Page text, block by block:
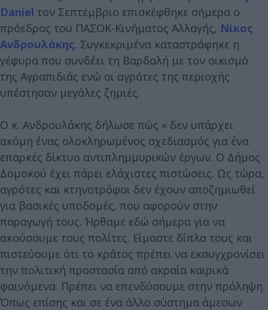
Daniel τον Σεπτέμβριο επισκέφθηκε σήμερα ο
πρόεδρος του ΠΑΣΟΚ-Κινήματος Αλλαγής, Νίκος
Ανδρουλάκης. Συγκεκριμένα καταστράφηκε η
γέφυρα που συνδέει τη Βαρδαλή με τον οικισμό
της Αγραπιδιάς ενώ οι αγρότες της περιοχής
υπέστησαν μεγάλες ζημιές.
Ο κ. Ανδρουλάκης δήλωσε πώς « δεν υπάρχει
ακόμη ένας ολοκληρωμένος σχεδιασμός για ένα
επαρκές δίκτυο αντιπλημμυρικών έργων. Ο Δήμος
Δομοκού έχει πάρει ελάχιστες πιστώσεις. Ως τώρα,
αγρότες και κτηνοτρόφοι δεν έχουν αποζημιωθεί
για βασικές υποδομές, που αφορούν στην
παραγωγή τους. Ήρθαμε εδώ σήμερα για να
ακούσουμε τους πολίτες. Είμαστε δίπλα τους και
πιστεύουμε ότι το κράτος πρέπει να εκσυγχρονίσει
την πολιτική προστασία από ακραία καιρικά
φαινόμενα. Πρέπει να επενδύσουμε στην πρόληψη.
Όπως επίσης και σε ένα άλλο σύστημα άμεσων